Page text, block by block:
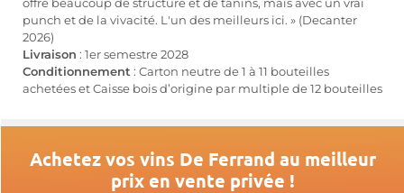
offre beaucoup de structure et de tanins, mais avec un vrai
punch et de la vivacité. L'un des meilleurs ici. » (Decanter
2026)
Livraison : 1er semestre 2028
Conditionnement : Carton neutre de 1 à 11 bouteilles
achetées et Caisse bois d’origine par multiple de 12 bouteilles
Achetez vos vins De Ferrand au meilleur
prix en vente privée !